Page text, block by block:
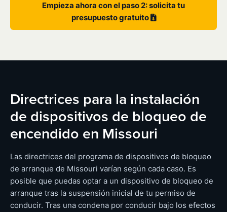
Empieza ahora con el paso 2: solicita tu
presupuesto gratuito
Directrices para la instalación
de dispositivos de bloqueo de
encendido en Missouri
Las directrices del programa de dispositivos de bloqueo
de arranque de Missouri varían según cada caso. Es
posible que puedas optar a un dispositivo de bloqueo de
arranque tras la suspensión inicial de tu permiso de
conducir. Tras una condena por conducir bajo los efectos